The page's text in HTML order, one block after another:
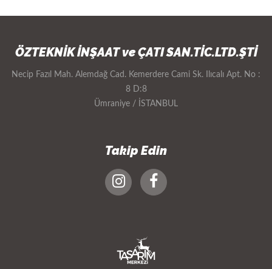
ÖZTEKNİK İNŞAAT ve ÇATI SAN.TİC.LTD.ŞTİ
Necip Fazıl Mah. Alemdağ Cad. Kemerdere Cami Sk. Ilıcalı Apt. No :
8 D:8
Ümraniye / İSTANBUL
Takip Edin